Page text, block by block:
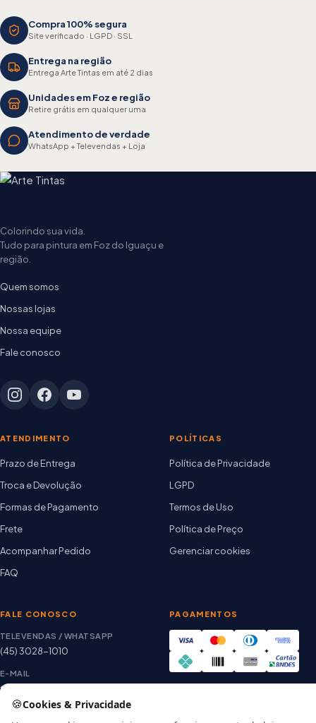
Compra 100% segura
Site verificado · LGPD · SSL
Entrega na região
Entrega Arte Tintas em até 2 dias
Unidades em Foz e região
Retire grátis em qualquer uma
Atendimento de verdade
WhatsApp + Televendas + Loja
Colorindo sua vida.
Tudo para pintura em Foz do Iguaçu e
região.
Quem somos
Nossas lojas
Nossa equipe
Fale conosco
ATENDIMENTO
Prazo de Entrega
Troca e Devolução
Formas de Pagamento
Frete
Acompanhar Pedido
FAQ
POLÍTICAS
Política de Privacidade
LGPD
Termos de Uso
Política de Preço
Gerenciar cookies
FALE CONOSCO
TELEVENDAS / WHATSAPP
(45) 3028-1010
E-MAIL
thiago@artetintas.com.br
HORÁRIO
PAGAMENTOS
🍪Cookies & Privacidade